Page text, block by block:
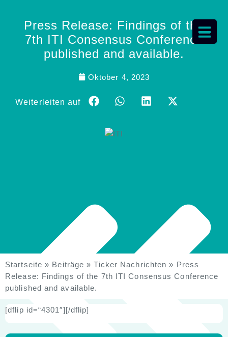
Press Release: Findings of the
7th ITI Consensus Conference
published and available.
Oktober 4, 2023
Weiterleiten auf
Startseite » Beiträge »Ticker Nachrichten » Press
Release: Findings of the 7th ITI Consensus Conference
published and available.
[dflip id=“4301″][/dflip]